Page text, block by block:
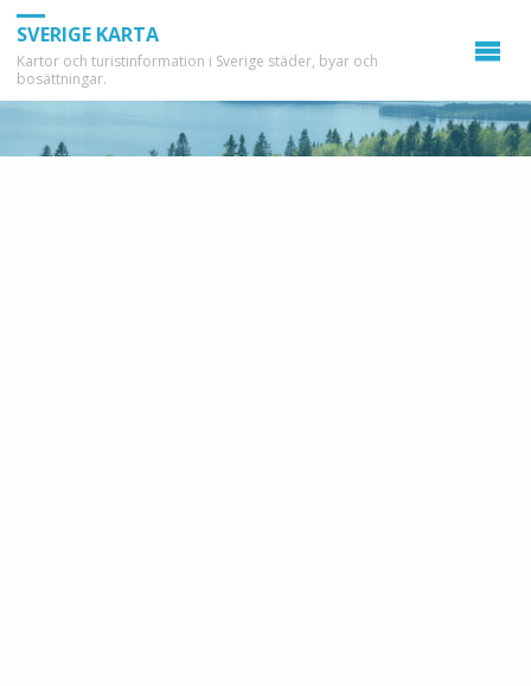
SVERIGE KARTA
Kartor och turistinformation i Sverige städer, byar och
bosättningar.